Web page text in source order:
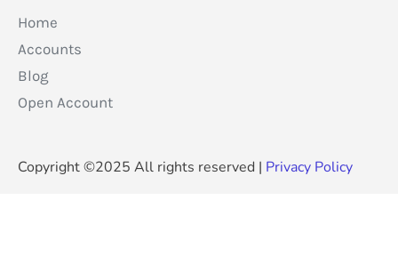
Home
Accounts
Blog
Open Account
Copyright ©2025 All rights reserved | Privacy Policy